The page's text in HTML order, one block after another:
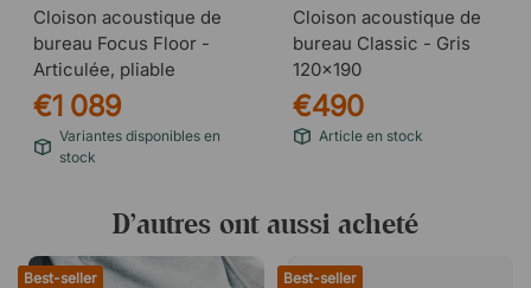
Cloison acoustique de
bureau Focus Floor -
Articulée, pliable
€1 089
Variantes disponibles en
stock
Cloison acoustique de
bureau Classic - Gris
120x190
€490
Article en stock
D’autres ont aussi acheté
Best-seller Best-seller